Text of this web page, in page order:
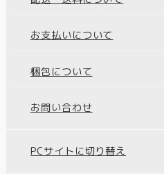
お支払いについて
梱包について
お問い合わせ
PCサイトに切り替え